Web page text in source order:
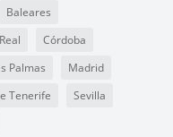
Baleares
Córdoba
Palmas
Madrid
Tenerife
Sevilla